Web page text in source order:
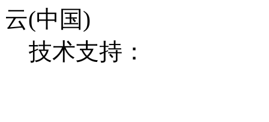
云(中国)
技术支持：